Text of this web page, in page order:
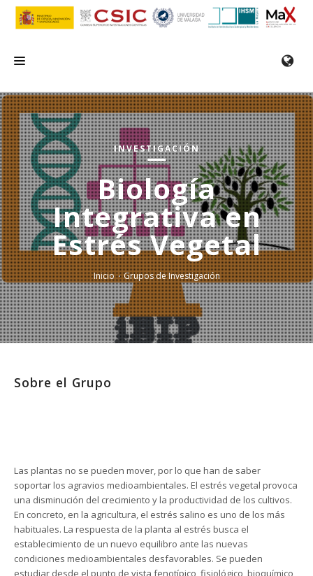
INICIO
EL IHSM
INVESTIGACIÓN
SERVICIOS
FORMACIÓN/SEMINARIOS
EMPLEO
COMUNICACIÓN
CONTACTO
INVESTIGACIÓN
Biología
Integrativa en
Estrés Vegetal
Inicio Grupos de Investigación
Sobre el Grupo
Las plantas no se pueden mover, por lo que han de saber
soportar los agravios medioambientales. El estrés vegetal provoca
una disminución del crecimiento y la productividad de los cultivos.
En concreto, en la agricultura, el estrés salino es uno de los más
habituales. La respuesta de la planta al estrés busca el
establecimiento de un nuevo equilibro ante las nuevas
condiciones medioambientales desfavorables. Se pueden
estudiar desde el punto de vista fenotípico, fisiológico, bioquímico